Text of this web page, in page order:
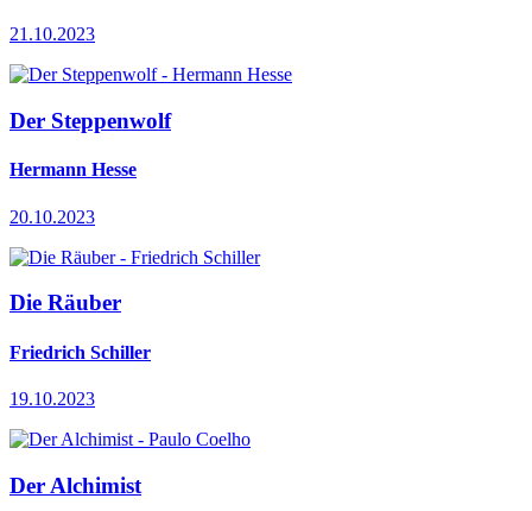
21.10.2023
Der Steppenwolf
Hermann Hesse
20.10.2023
Die Räuber
Friedrich Schiller
19.10.2023
Der Alchimist